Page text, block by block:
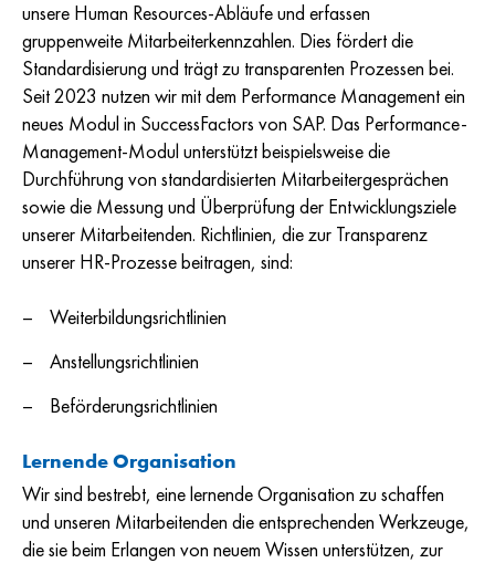
unsere Human Resources-Abläufe und erfassen
gruppenweite Mitarbeiterkennzahlen. Dies fördert die
Standardisierung und trägt zu transparenten Prozessen bei.
Seit 2023 nutzen wir mit dem Performance Management ein
neues Modul in SuccessFactors von SAP. Das Performance-
Management-Modul unterstützt beispielsweise die
Durchführung von standardisierten Mitarbeitergesprächen
sowie die Messung und Überprüfung der Entwicklungsziele
unserer Mitarbeitenden. Richtlinien, die zur Transparenz
unserer HR-Prozesse beitragen, sind:
Weiterbildungsrichtlinien
Anstellungsrichtlinien
Beförderungsrichtlinien
Lernende Organisation
Wir sind bestrebt, eine lernende Organisation zu schaffen
und unseren Mitarbeitenden die entsprechenden Werkzeuge,
die sie beim Erlangen von neuem Wissen unterstützen, zur